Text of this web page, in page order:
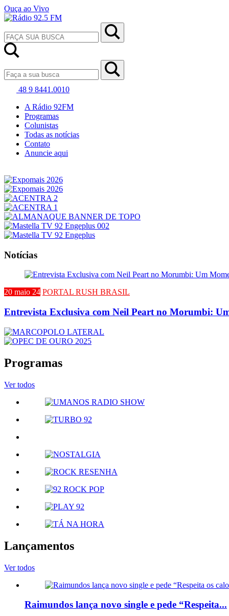
Ouça ao Vivo
48 9 8441.0010
A Rádio 92FM
Programas
Colunistas
Todas as notícias
Contato
Anuncie aqui
Notícias
20 maio 24 PORTAL RUSH BRASIL
Entrevista Exclusiva com Neil Peart no Morumbi:
Programas
Ver todos
Lançamentos
Ver todos
Raimundos lança novo single e pede “Respeita...